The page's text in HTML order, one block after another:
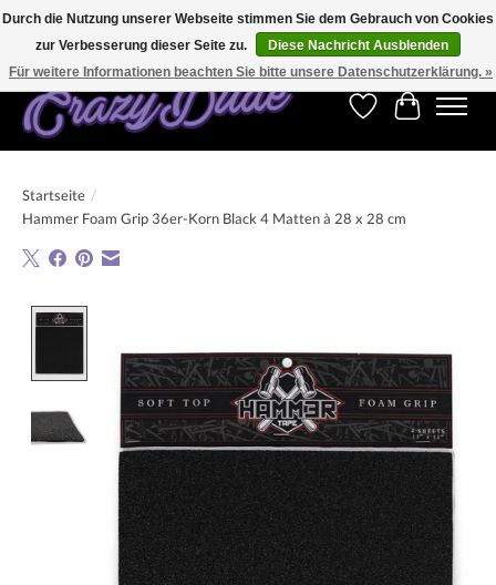
Kostenfreier Versand für Bestellungen ab 250 €. Weltweite Lieferung!
Wunschzettel
Ihr
Startseite /
Hammer Foam Grip 36er-Korn Black 4 Matten à 28 x 28 cm
Durch die Nutzung unserer Webseite stimmen Sie dem Gebrauch von Cookies
zur Verbesserung dieser Seite zu.
Diese Nachricht Ausblenden
Für weitere Informationen beachten Sie bitte unsere Datenschutzerklärung. »